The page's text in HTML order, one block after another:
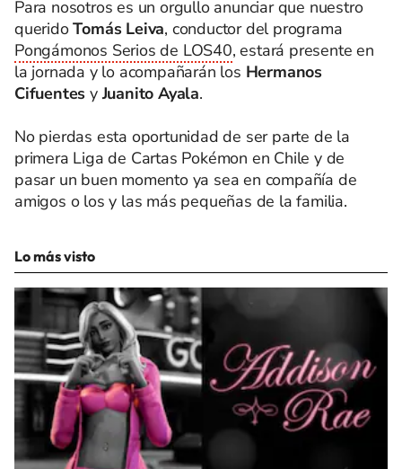
Para nosotros es un orgullo anunciar que nuestro
queridoTomás Leiva, conductor del programa
Pongámonos Serios de LOS40, estará presente en
la jornada y lo acompañarán los Hermanos
Cifuentes yJuanito Ayala.
No pierdas esta oportunidad de ser parte de la
primera Liga de Cartas Pokémon en Chile y de
pasar un buen momento ya sea en compañía de
amigos o los y las más pequeñas de la familia.
Lo más visto